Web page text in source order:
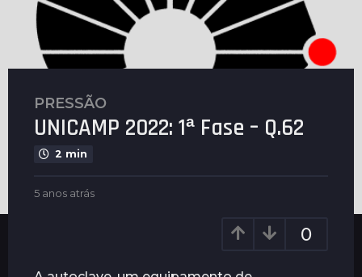
5
a
o
a
PRESSÃO
UNICAMP 2022: 1ª Fase – Q.62
2 min
b
m
5 anos atrás
0